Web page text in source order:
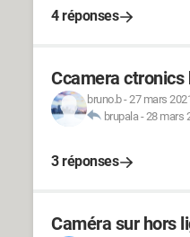
4 réponses
Ccamera
bruno.b-27 mars
brupala-28 mars
3 réponses
Caméra sur hors